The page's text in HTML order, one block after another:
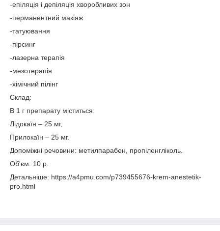
-епіляція і депіляція хворобливих зон
-перманентний макіяж
-татуювання
-пірсинг
-лазерна терапія
-мезотерапія
-хімічний пілінг
Склад:
В 1 г препарату міститься:
Лідокаїн – 25 мг,
Прилокаїн – 25 мг.
Допоміжні речовини: метилпарабен, пропіленгліколь.
Об'єм: 10 р.
Детальніше: https://a4pmu.com/p739455676-krem-anestetik-
pro.html